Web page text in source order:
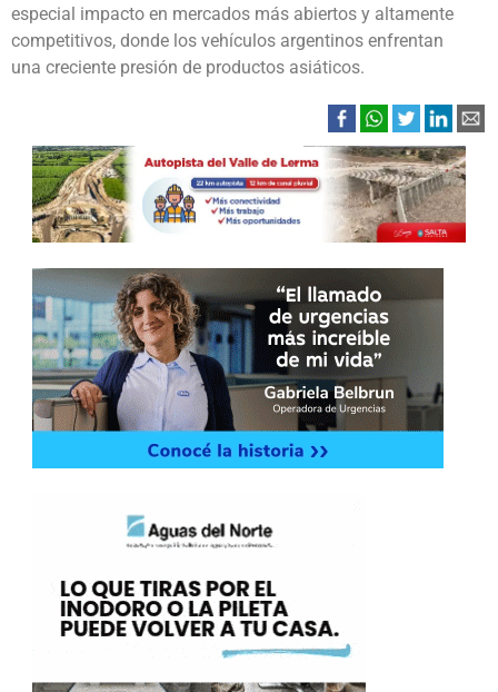
especial impacto en mercados más abiertos y altamente
competitivos, donde los vehículos argentinos enfrentan
una creciente presión de productos asiáticos.